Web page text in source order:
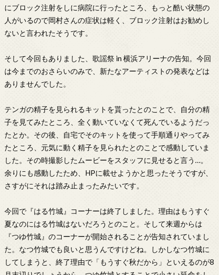
にブロック注射をしに病院に行ったところ、もっと酷い状態の
人がいるので岡村さんの症状は軽く、ブロック注射はお勧めし
ないと言われたそうです。
そして今回もありました、歌謡祭 in 横浜アリーナの告知。今回
は今までのおさらいのみで、新たなアーティストの発表などは
ありませんでした。
テンガの精子を見られるキットを貰ったとのことで、自分の精
子を見てみたところ、全く動いていなくて死んでいるようだっ
たとか。その後、自宅でそのキットを使って手順通りやってみ
たところ、元気に動く精子を見られたとのことで感動していま
した。その時撮影したムービーをスタッフに見せると言う…。
余りにも感動したため、HPに載せようかと思ったそうですが、
さすがにそれは踏み止まったみたいです。
今回で『はる竹城』コーナーは終了しました。理由はもうすぐ
夏なのにはる竹城はないだろうとのこと。そして来週からは
『つゆ竹城』のコーナーが開始されることが告知されていまし
た。なつ竹城でも良いと思うんですけどね。しかしなつ竹城に
してしまうと、終了理由で「もうすぐ秋だから」といえるのが8